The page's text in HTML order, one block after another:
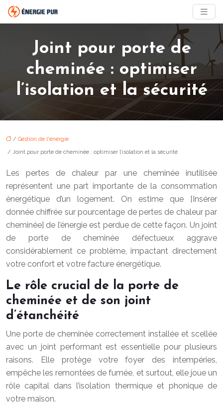
Joint pour porte de
cheminée : optimiser
l’isolation et la sécurité
/ Gestion de l'énergie
/ Joint pour porte de cheminée : optimiser l’isolation et la sécurité
Les pertes de chaleur par une cheminée inutilisée
représentent une part importante de la consommation
énergétique d’un logement. On estime que [Insérer
donnée chiffrée sur pourcentage de pertes de chaleur par
cheminée] de l’énergie est perdue de cette façon. Un joint
de porte de cheminée défectueux aggrave
considérablement ce problème, impactant directement
votre confort et votre facture énergétique.
Le rôle crucial de la porte de
cheminée et de son joint
d’étanchéité
Une porte de cheminée correctement installée et scellée
avec un joint performant est essentielle pour plusieurs
raisons. Elle protège votre foyer des intempéries,
empêche les remontées de fumée, et surtout, elle joue un
rôle capital dans l’isolation thermique et phonique de
votre maison.